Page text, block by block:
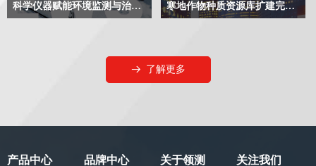
科学仪器赋能环境监测与治理 促进人与自然和谐共生 寒地作物种质资源库扩建完成 种业筑牢粮食安全基石
뀠 了解更多
关于领测
产品中心 品牌中心 关注我们